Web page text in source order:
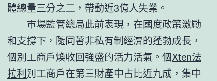
體總量三分之二，帶動近3億人失業。
市場監管總局此前表現，在國度政策激勵
和支撐下，隨同著非私有制經濟的蓬勃成長，
個別工商戶煥收回強盛的活力活氣。個Xten法
拉利別工商戶在第三財產中占比近九成，集中